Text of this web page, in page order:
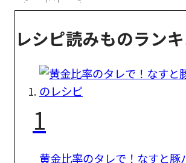
レシピ読みものラン
1
黄金比率のタレで！なすと豚